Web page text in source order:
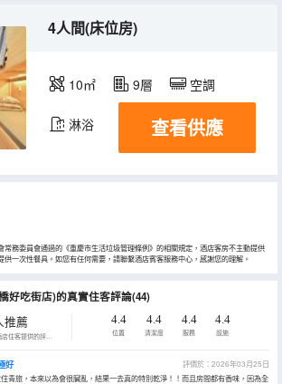
4人間(床位房)
10㎡ 9層 空調
淋浴 查看供應
常務委員會通過的《重慶市生活垃圾管理條例》的相關規定，酒店客房不主動提供
供一次性餐具。如您有任何需要，請聯繫酒店賓客服務中心，感謝您的理解。
好吃街店)的真實住客評論(44)
推薦
永安旅遊評價由真實酒店住客提供的評價。
4.4
位置
4.4
清潔度
4.4
服務
4.4
設施
好
評價於：2026年03月25日
青旅，本來以為會很臟亂，結果一去真的特別乾淨！！而且房間都有香味，因為全